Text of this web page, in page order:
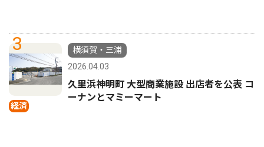
3
経済
横須賀・三浦
2026.04.03
久里浜神明町 大型商業施設 出店者を公表 コ
ーナンとマミーマート